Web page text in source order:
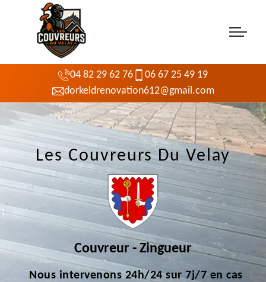
04 82 29 62 76
06 67 25 49 19
dorkeldrenovation612@gmail.com
Les Couvreurs Du Velay
Couvreur - Zingueur
Nous intervenons 24h/24 sur 7j/7 en cas